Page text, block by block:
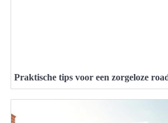
Praktische tips voor een zorgeloze